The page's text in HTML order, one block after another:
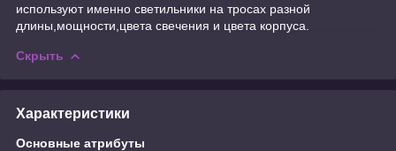
используют именно светильники на тросах разной
длины,мощности,цвета свечения и цвета корпуса.
Скрыть
Характеристики
Основные атрибуты